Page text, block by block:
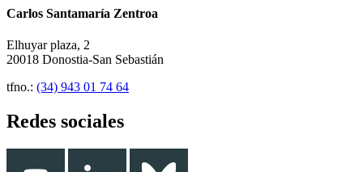
Carlos Santamaría Zentroa
Elhuyar plaza, 2
20018 Donostia-San Sebastián
tfno.: (34) 943 01 74 64
Redes sociales